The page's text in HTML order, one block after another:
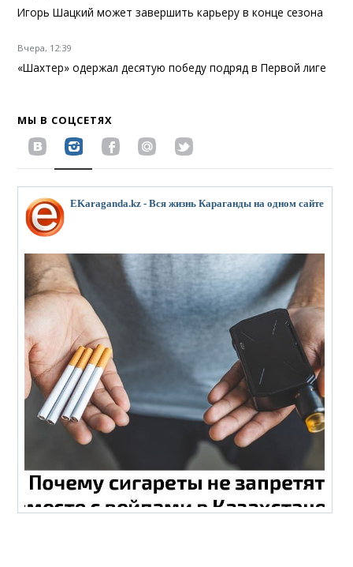
Игорь Шацкий может завершить карьеру в конце сезона
Вчера, 12:39
«Шахтер» одержал десятую победу подряд в Первой лиге
МЫ В СОЦСЕТЯХ
EKaraganda.kz - Вся жизнь Караганды на одном сайте